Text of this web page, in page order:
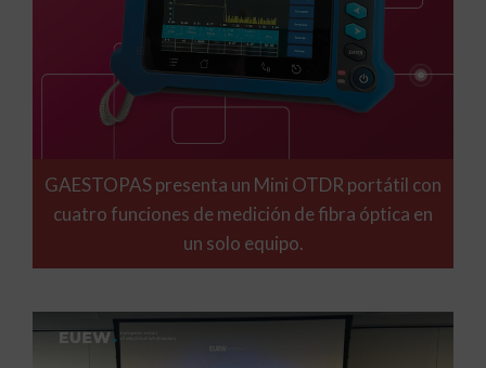
GAESTOPAS presenta un Mini OTDR portátil con
cuatro funciones de medición de fibra óptica en
un solo equipo.